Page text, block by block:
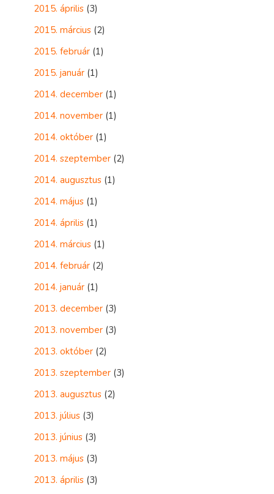
2015. április (3)
2015. március (2)
2015. február (1)
2015. január (1)
2014. december (1)
2014. november (1)
2014. október (1)
2014. szeptember (2)
2014. augusztus (1)
2014. május (1)
2014. április (1)
2014. március (1)
2014. február (2)
2014. január (1)
2013. december (3)
2013. november (3)
2013. október (2)
2013. szeptember (3)
2013. augusztus (2)
2013. július (3)
2013. június (3)
2013. május (3)
2013. április (3)